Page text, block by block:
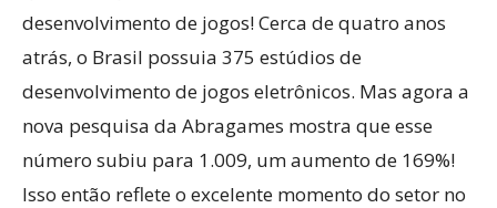
desenvolvimento de jogos! Cerca de quatro anos
atrás, o Brasil possuia 375 estúdios de
desenvolvimento de jogos eletrônicos. Mas agora a
nova pesquisa da Abragames mostra que esse
número subiu para 1.009, um aumento de 169%!
Isso então reflete o excelente momento do setor no